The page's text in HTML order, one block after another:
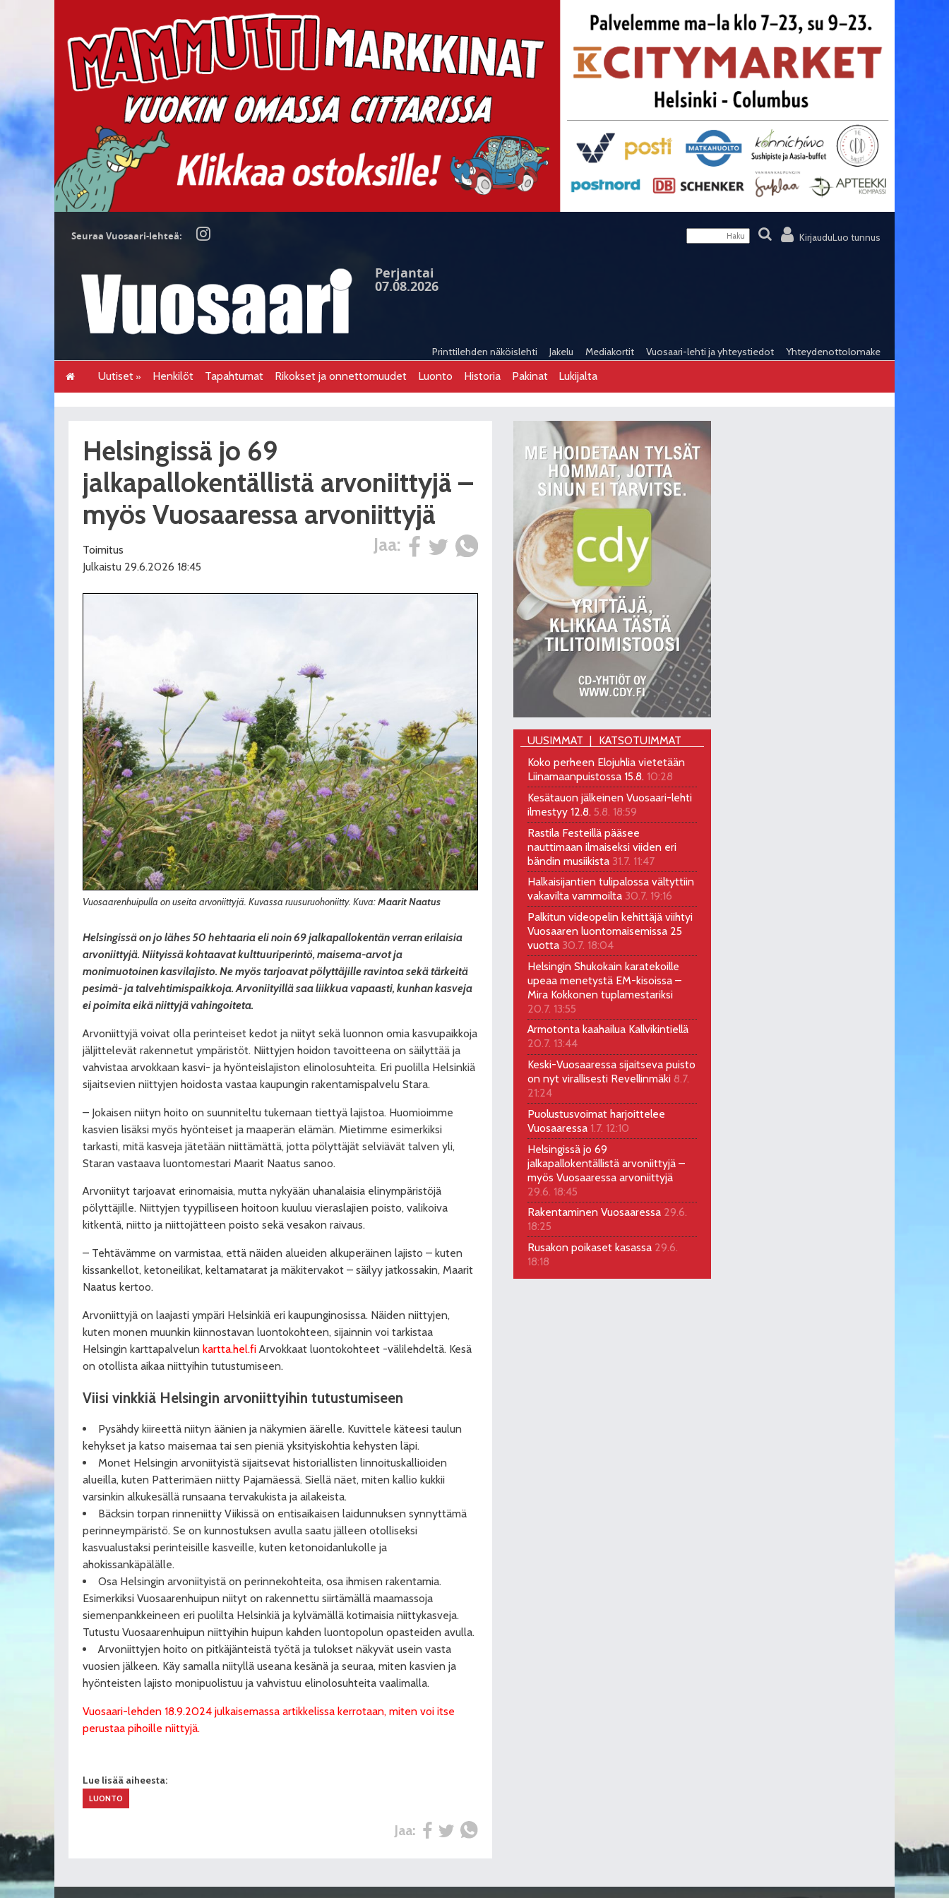
KirjauduLuo tunnus
Seuraa Vuosaari-lehteä:
Perjantai
07.08.2026
Printtilehden näköislehti Jakelu Mediakortit Vuosaari-lehti ja yhteystiedot Yhteydenottolomake
Uutiset Henkilöt Tapahtumat Rikokset ja onnettomuudet Luonto Historia Pakinat Lukijalta
Helsingissä jo 69
jalkapallokentällistä arvoniittyjä –
myös Vuosaaressa arvoniittyjä
Jaa:
Toimitus
Julkaistu 29.6.2026 18:45
Vuosaarenhuipulla on useita arvoniittyjä. Kuvassa ruusuruohoniitty. Kuva:Maarit Naatus
Helsingissä on jo lähes 50 hehtaaria eli noin 69 jalkapallokentän verran erilaisia
arvoniittyjä. Niityissä kohtaavat kulttuuriperintö, maisema-arvot ja
monimuotoinen kasvilajisto. Ne myös tarjoavat pölyttäjille ravintoa sekä tärkeitä
pesimä- ja talvehtimispaikkoja. Arvoniityillä saa liikkua vapaasti, kunhan kasveja
ei poimita eikä niittyjä vahingoiteta.
Arvoniittyjä voivat olla perinteiset kedot ja niityt sekä luonnon omia kasvupaikkoja
jäljittelevät rakennetut ympäristöt. Niittyjen hoidon tavoitteena on säilyttää ja
vahvistaa arvokkaan kasvi- ja hyönteislajiston elinolosuhteita. Eri puolilla Helsinkiä
sijaitsevien niittyjen hoidosta vastaa kaupungin rakentamispalvelu Stara.
– Jokaisen niityn hoito on suunniteltu tukemaan tiettyä lajistoa. Huomioimme
kasvien lisäksi myös hyönteiset ja maaperän elämän. Mietimme esimerkiksi
tarkasti, mitä kasveja jätetään niittämättä, jotta pölyttäjät selviävät talven yli,
Staran vastaava luontomestari Maarit Naatus sanoo.
Arvoniityt tarjoavat erinomaisia, mutta nykyään uhanalaisia elinympäristöjä
pölyttäjille. Niittyjen tyypilliseen hoitoon kuuluu vieraslajien poisto, valikoiva
kitkentä, niitto ja niittojätteen poisto sekä vesakon raivaus.
– Tehtävämme on varmistaa, että näiden alueiden alkuperäinen lajisto – kuten
kissankellot, ketoneilikat, keltamatarat ja mäkitervakot – säilyy jatkossakin, Maarit
Naatus kertoo.
Arvoniittyjä on laajasti ympäri Helsinkiä eri kaupunginosissa. Näiden niittyjen,
kuten monen muunkin kiinnostavan luontokohteen, sijainnin voi tarkistaa
Helsingin karttapalvelun kartta.hel.fiArvokkaat luontokohteet -välilehdeltä. Kesä
on otollista aikaa niittyihin tutustumiseen.
Viisi vinkkiä Helsingin arvoniittyihin tutustumiseen
Pysähdy kiireettä niityn äänien ja näkymien äärelle. Kuvittele käteesi taulun
kehykset ja katso maisemaa tai sen pieniä yksityiskohtia kehysten läpi.
Monet Helsingin arvoniityistä sijaitsevat historiallisten linnoituskallioiden
alueilla, kuten Patterimäen niitty Pajamäessä. Siellä näet, miten kallio kukkii
varsinkin alkukesällä runsaana tervakukista ja ailakeista.
Bäcksin torpan rinneniitty Viikissä on entisaikaisen laidunnuksen synnyttämä
perinneympäristö. Se on kunnostuksen avulla saatu jälleen otolliseksi
kasvualustaksi perinteisille kasveille, kuten ketonoidanlukolle ja
ahokissankäpälälle.
Osa Helsingin arvoniityistä on perinnekohteita, osa ihmisen rakentamia.
Esimerkiksi Vuosaarenhuipun niityt on rakennettu siirtämällä maamassoja
siemenpankkeineen eri puolilta Helsinkiä ja kylvämällä kotimaisia niittykasveja.
Tutustu Vuosaarenhuipun niittyihin huipun kahden luontopolun opasteiden avulla.
Arvoniittyjen hoito on pitkäjänteistä työtä ja tulokset näkyvät usein vasta
vuosien jälkeen. Käy samalla niityllä useana kesänä ja seuraa, miten kasvien ja
hyönteisten lajisto monipuolistuu ja vahvistuu elinolosuhteita vaalimalla.
Vuosaari-lehden 18.9.2024 julkaisemassa artikkelissa kerrotaan, miten voi itse
perustaa pihoille niittyjä.
Lue lisää aiheesta:
LUONTO
Jaa:
UUSIMMAT
KATSOTUIMMAT
Koko perheen Elojuhlia vietetään
Liinamaanpuistossa 15.8. 10:28
Kesätauon jälkeinen Vuosaari-lehti
ilmestyy 12.8. 5.8. 18:59
Rastila Festeillä pääsee
nauttimaan ilmaiseksi viiden eri
bändin musiikista 31.7. 11:47
Halkaisijantien tulipalossa vältyttiin
vakavilta vammoilta 30.7. 19:16
Palkitun videopelin kehittäjä viihtyi
Vuosaaren luontomaisemissa 25
vuotta 30.7. 18:04
Helsingin Shukokain karatekoille
upeaa menetystä EM-kisoissa –
Mira Kokkonen tuplamestariksi
20.7. 13:55
Armotonta kaahailua Kallvikintiellä
20.7. 13:44
Keski-Vuosaaressa sijaitseva puisto
on nyt virallisesti Revellinmäki 8.7.
21:24
Puolustusvoimat harjoittelee
Vuosaaressa 1.7. 12:10
Helsingissä jo 69
jalkapallokentällistä arvoniittyjä –
myös Vuosaaressa arvoniittyjä
29.6. 18:45
Rakentaminen Vuosaaressa 29.6.
18:25
Rusakon poikaset kasassa 29.6.
18:18